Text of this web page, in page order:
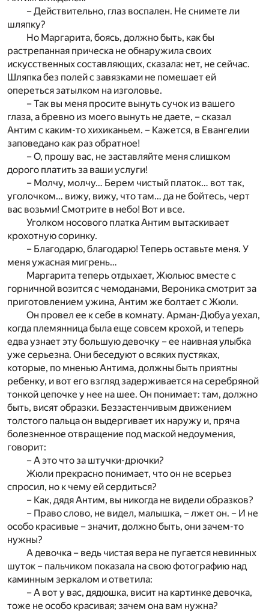
– Действительно, глаз воспален. Не снимете ли
шляпку?
Но Маргарита, боясь, должно быть, как бы
растрепанная прическа не обнаружила своих
искусственных составляющих, сказала: нет, не сейчас.
Шляпка без полей с завязками не помешает ей
опереться затылком на изголовье.
– Так вы меня просите вынуть сучок из вашего
глаза, а бревно из моего вынуть не даете, – сказал
Антим с каким-то хихиканьем. – Кажется, в Евангелии
заповедано как раз обратное!
– О, прошу вас, не заставляйте меня слишком
дорого платить за ваши услуги!
– Молчу, молчу… Берем чистый платок… вот так,
уголочком… вижу, вижу, что там… да не бойтесь, черт
вас возьми! Смотрите в небо! Вот и все.
Уголком носового платка Антим вытаскивает
крохотную соринку.
– Благодарю, благодарю! Теперь оставьте меня. У
меня ужасная мигрень…
Маргарита теперь отдыхает, Жюльюс вместе с
горничной возится с чемоданами, Вероника смотрит за
приготовлением ужина, Антим же болтает с Жюли.
Он провел ее к себе в комнату. Арман-Дюбуа уехал,
когда племянница была еще совсем крохой, и теперь
едва узнает эту большую девочку – ее наивная улыбка
уже серьезна. Они беседуют о всяких пустяках,
которые, по мненью Антима, должны быть приятны
ребенку, и вот его взгляд задерживается на серебряной
тонкой цепочке у нее на шее. Он понимает: там, должно
быть, висят образки. Беззастенчивым движением
толстого пальца он выдергивает их наружу и, пряча
болезненное отвращение под маской недоумения,
говорит:
– А это что за штучки-дрючки?
Жюли прекрасно понимает, что он не всерьез
спросил, но к чему ей сердиться?
– Как, дядя Антим, вы никогда не видели образков?
– Право слово, не видел, малышка, – лжет он. – И не
особо красивые – значит, должно быть, они зачем-то
нужны?
А девочка – ведь чистая вера не пугается невинных
шуток – пальчиком показала на свою фотографию над
каминным зеркалом и ответила:
– А вот у вас, дядюшка, висит на картинке девочка,
тоже не особо красивая; зачем она вам нужна?